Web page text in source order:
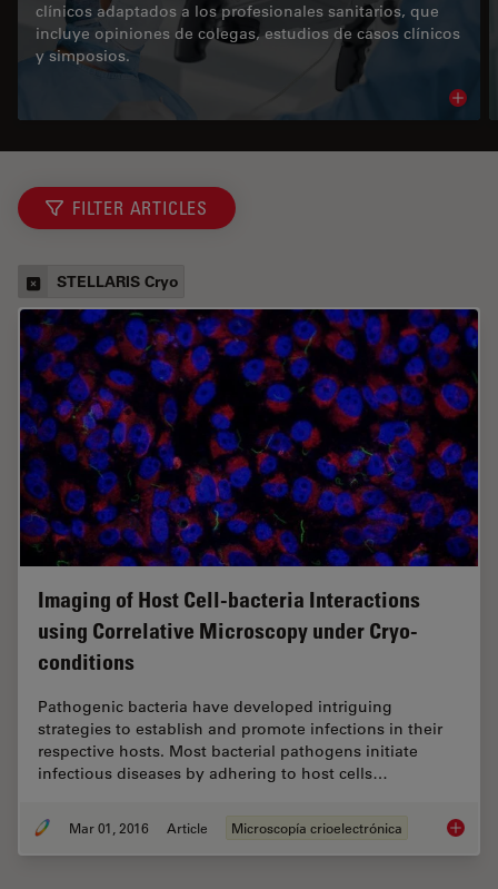
clínicos adaptados a los profesionales sanitarios, que
incluye opiniones de colegas, estudios de casos clínicos
y simposios.
FILTER ARTICLES
STELLARIS Cryo
Imaging of Host Cell-bacteria Interactions
using Correlative Microscopy under Cryo-
conditions
Pathogenic bacteria have developed intriguing
strategies to establish and promote infections in their
respective hosts. Most bacterial pathogens initiate
infectious diseases by adhering to host cells…
Mar 01, 2016 Article Microscopía crioelectrónica